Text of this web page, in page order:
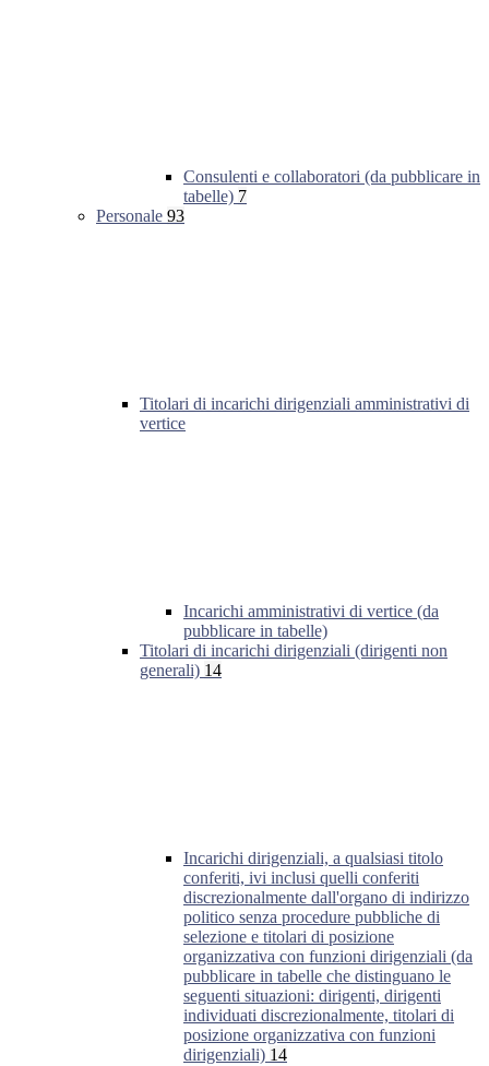
Consulenti e collaboratori (da pubblicare in
tabelle) 7
Personale 93
Titolari di incarichi dirigenziali amministrativi di
vertice
Incarichi amministrativi di vertice (da
pubblicare in tabelle)
Titolari di incarichi dirigenziali (dirigenti non
generali) 14
Incarichi dirigenziali, a qualsiasi titolo
conferiti, ivi inclusi quelli conferiti
discrezionalmente dall'organo di indirizzo
politico senza procedure pubbliche di
selezione e titolari di posizione
organizzativa con funzioni dirigenziali (da
pubblicare in tabelle che distinguano le
seguenti situazioni: dirigenti, dirigenti
individuati discrezionalmente, titolari di
posizione organizzativa con funzioni
dirigenziali) 14